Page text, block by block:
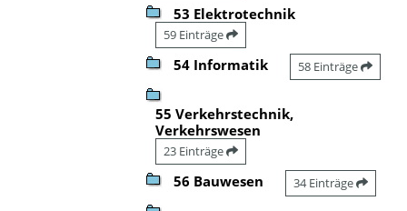
53 Elektrotechnik
59 Einträge
54 Informatik 58 Einträge
55 Verkehrstechnik,
Verkehrswesen
23 Einträge
56 Bauwesen 34 Einträge